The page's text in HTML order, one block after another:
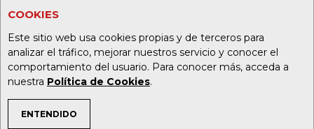
COOKIES
Este sitio web usa cookies propias y de terceros para
analizar el tráfico, mejorar nuestros servicio y conocer el
comportamiento del usuario. Para conocer más, acceda a
nuestra Política de Cookies.
ENTENDIDO
TEMAS DE INTERÉS